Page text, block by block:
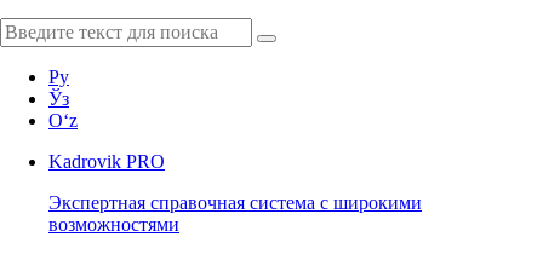
Ру
Ўз
Oʻz
Kadrovik PRO
Экспертная справочная система с широкими
возможностями